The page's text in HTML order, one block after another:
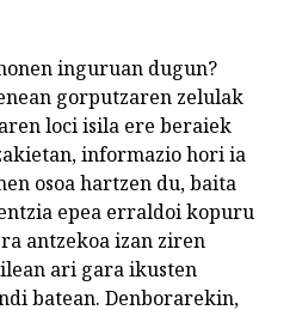
inguruan dugun?
gorputzaren zelulak
loci isila ere beraiek
informazio hori ia
osoa hartzen du, baita
epea erraldoi kopuru
antzekoa izan ziren
ari gara ikusten
batean. Denborarekin,